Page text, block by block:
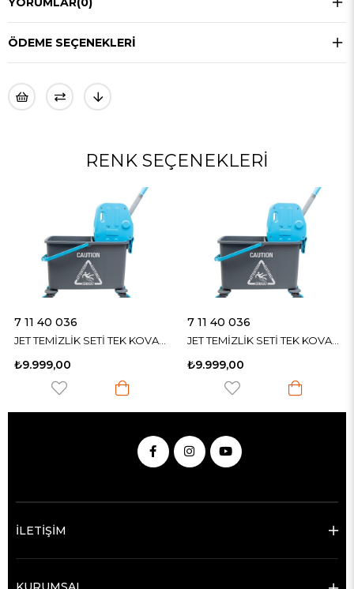
ÖDEME SEÇENEKLERI
RENK SEÇENEKLERI
7 11 40 036
₺9.999,00
7 11 40 036
₺9.999,00
İLETİŞİM